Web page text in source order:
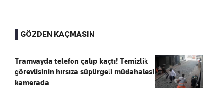
GÖZDEN KAÇMASIN
Tramvayda telefon çalıp kaçtı! Temizlik
görevlisinin hırsıza süpürgeli müdahalesi
kamerada